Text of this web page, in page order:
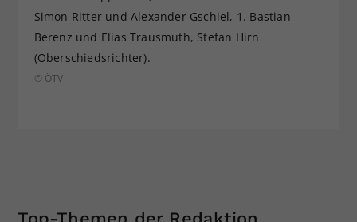
Simon Ritter und Alexander Gschiel, 1. Bastian
Berenz und Elias Trausmuth, Stefan Hirn
(Oberschiedsrichter).
© ÖTV